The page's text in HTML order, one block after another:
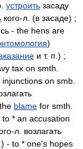
устроить засаду
кого-л. (в засаде) ;
- the hens are
)
и т. п.) ;
tax on smth.
injunctions on smb.
blame for smth.
to * an accusation
л. возлагать
- to * one's hopes